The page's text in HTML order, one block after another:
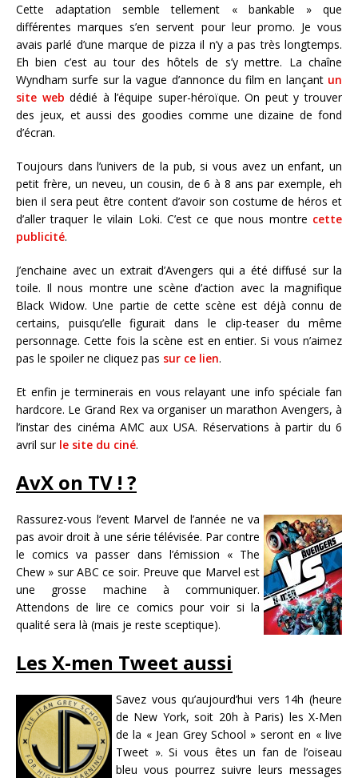
Cette adaptation semble tellement « bankable » que
différentes marques s’en servent pour leur promo. Je vous
avais parlé d’une marque de pizza il n’y a pas très longtemps.
Eh bien c’est au tour des hôtels de s’y mettre. La chaîne
Wyndham surfe sur la vague d’annonce du film en lançant un
site web dédié à l’équipe super-héroïque. On peut y trouver
des jeux, et aussi des goodies comme une dizaine de fond
d’écran.
Toujours dans l’univers de la pub, si vous avez un enfant, un
petit frère, un neveu, un cousin, de 6 à 8 ans par exemple, eh
bien il sera peut être content d’avoir son costume de héros et
d’aller traquer le vilain Loki. C’est ce que nous montre cette
publicité.
J’enchaine avec un extrait d’Avengers qui a été diffusé sur la
toile. Il nous montre une scène d’action avec la magnifique
Black Widow. Une partie de cette scène est déjà connu de
certains, puisqu’elle figurait dans le clip-teaser du même
personnage. Cette fois la scène est en entier. Si vous n’aimez
pas le spoiler ne cliquez pas sur ce lien.
Et enfin je terminerais en vous relayant une info spéciale fan
hardcore. Le Grand Rex va organiser un marathon Avengers, à
l’instar des cinéma AMC aux USA. Réservations à partir du 6
avril sur le site du ciné.
AvX on TV ! ?
Rassurez-vous l’event Marvel de l’année ne va
pas avoir droit à une série télévisée. Par contre
le comics va passer dans l’émission « The
Chew » sur ABC ce soir. Preuve que Marvel est
une grosse machine à communiquer.
Attendons de lire ce comics pour voir si la
qualité sera là (mais je reste sceptique).
Les X-men Tweet aussi
Savez vous qu’aujourd’hui vers 14h (heure
de New York, soit 20h à Paris) les X-Men
de la « Jean Grey School » seront en « live
Tweet ». Si vous êtes un fan de l’oiseau
bleu vous pourrez suivre leurs messages